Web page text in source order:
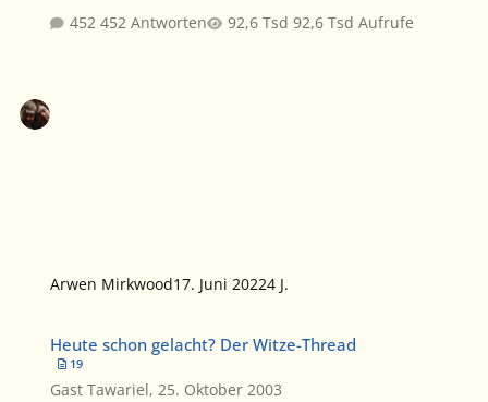
452 Antworten
92,6 Tsd Aufrufe
Arwen Mirkwood17. Juni 20224 J.
Heute schon gelacht? Der Witze-Thread
19
Gast Tawariel,25. Oktober 2003